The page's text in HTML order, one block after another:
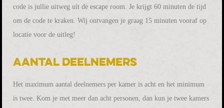
code is jullie uitweg uit de escape room. Je krijgt 60 minuten de tijd
om de code te kraken. Wij ontvangen je graag 15 minuten vooraf op
locatie voor de uitleg!
Aantal deelnemers
Het maximum aantal deelnemers per kamer is acht en het minimum
is twee. Kom je met meer dan acht personen, dan kun je twee kamers